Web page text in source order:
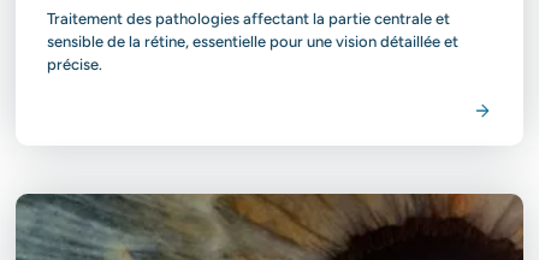
Traitement des pathologies affectant la partie centrale et
sensible de la rétine, essentielle pour une vision détaillée et
précise.